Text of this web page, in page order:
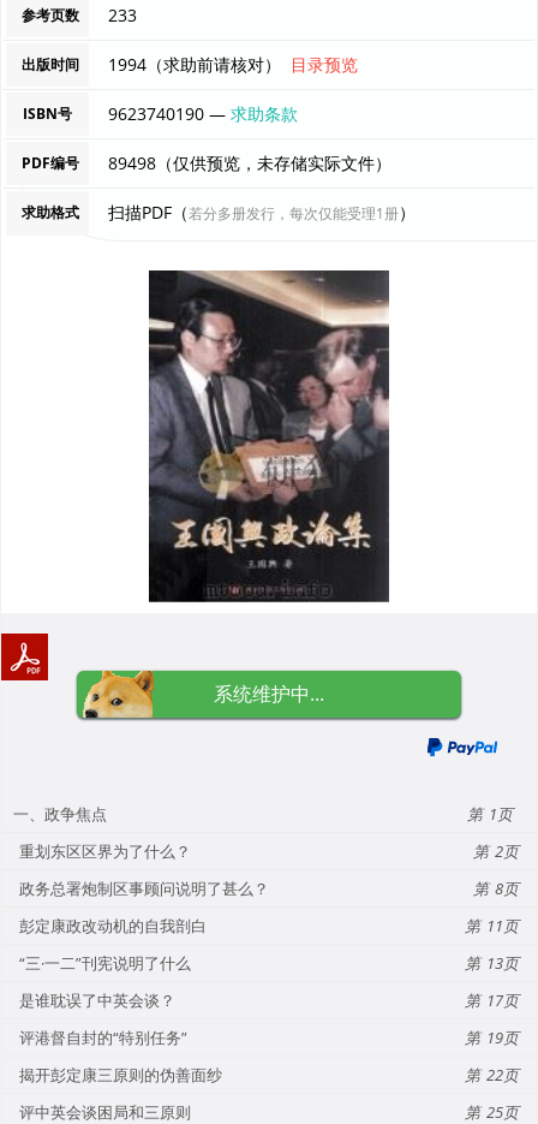
参考页数 233
出版时间 1994（求助前请核对） 目录预览
ISBN号 9623740190 —求助条款
PDF编号 89498（仅供预览，未存储实际文件）
求助格式 扫描PDF（若分多册发行，每次仅能受理1册）
系统维护中...
一、政争焦点
1
重划东区区界为了什么？
2
政务总署炮制区事顾问说明了甚么？
8
彭定康政改动机的自我剖白
11
“三·一二”刊宪说明了什么
13
是谁耽误了中英会谈？
17
评港督自封的“特别任务”
19
揭开彭定康三原则的伪善面纱
22
评中英会谈困局和三原则
25